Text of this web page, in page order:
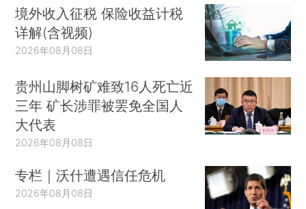
境外收入征税 保险收益计税
详解(含视频)
2026年08月08日
贵州山脚树矿难致16人死亡近
三年 矿长涉罪被罢免全国人
大代表
2026年08月08日
专栏｜沃什遭遇信任危机
2026年08月08日